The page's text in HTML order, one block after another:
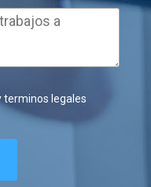
terminos legales